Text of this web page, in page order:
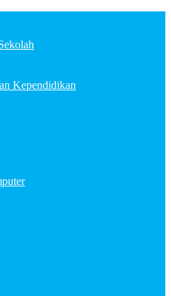
Kependidikan